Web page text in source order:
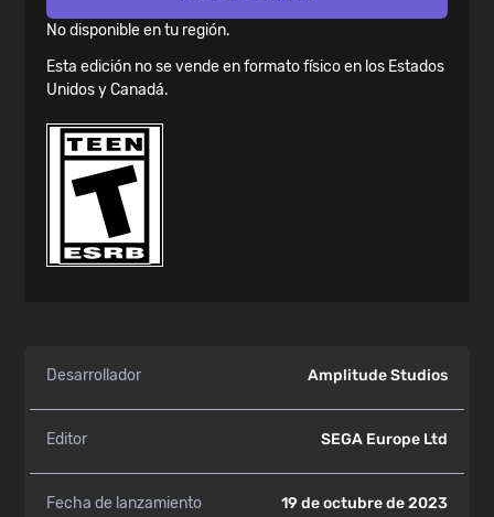
No disponible en tu región.
Esta edición no se vende en formato físico en los Estados
Unidos y Canadá.
Desarrollador Amplitude Studios
Editor SEGA Europe Ltd
Fecha de lanzamiento 19 de octubre de 2023